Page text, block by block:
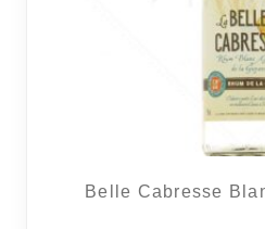
Belle Cabresse